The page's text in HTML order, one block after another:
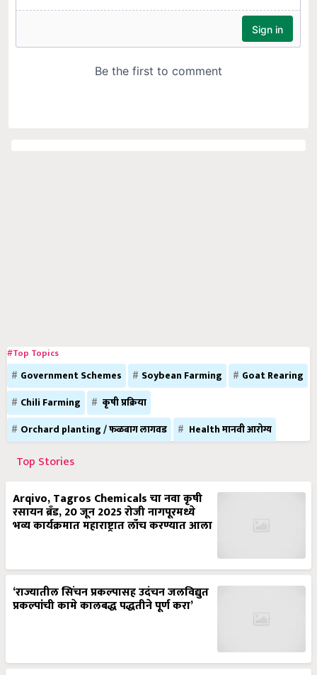
#Top Topics
Government Schemes Soybean Farming
Goat Rearing
Chili Farming
कृषी प्रक्रिया
Orchard planting / फळबाग लागवड
Health मानवी आरोग्य
Top Stories
Arqivo, Tagros Chemicals चा नवा कृषी
रसायन ब्रँड, 20 जून 2025 रोजी नागपूरमध्ये
भव्य कार्यक्रमात महाराष्ट्रात लाँच करण्यात आला
‘राज्यातील सिंचन प्रकल्पासह उदंचन जलविद्युत
प्रकल्पांची कामे कालबद्ध पद्धतीने पूर्ण करा’